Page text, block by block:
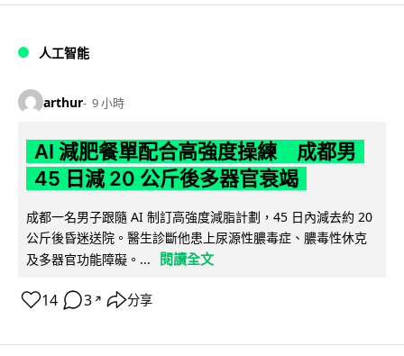
人工智能
arthur 9 小時
AI 減肥餐單配合高強度操練 成都男
45 日減 20 公斤後多器官衰竭
成都一名男子跟隨 AI 制訂高強度減脂計劃，45 日內減去約 20
公斤後昏迷送院。醫生診斷他患上尿源性膿毒症、膿毒性休克
及多器官功能障礙。...
閱讀全文
14 3 ↗ 分享